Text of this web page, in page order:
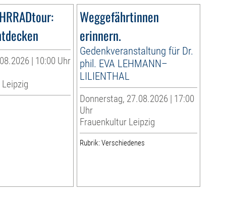
| 10:00 Uhr
Weggefährtinnen
erinnern.
Gedenkveranstaltung für Dr.
phil. EVA LEHMANN–
LILIENTHAL
Donnerstag, 27.08.2026 | 17:00
Uhr
Frauenkultur Leipzig
Rubrik: Verschiedenes